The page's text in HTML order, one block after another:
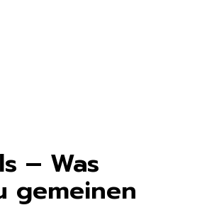
– Was
gemeinen